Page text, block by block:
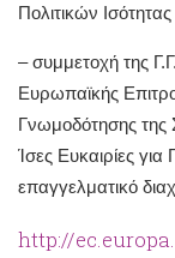
Πολιτικών
– συμμετοχή της
Ευρωπαϊκής
Γνωμοδότησης της
Ίσες Ευκαιρίες
επαγγελματικό
http://